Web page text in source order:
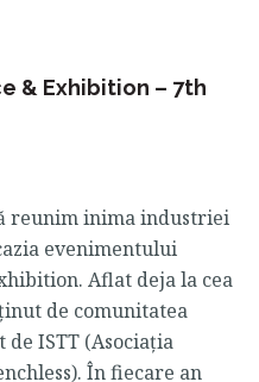
& Exhibition – 7th
reunim inima industriei
evenimentului
Aflat deja la cea
de comunitatea
ISTT (Asociația
În fiecare an